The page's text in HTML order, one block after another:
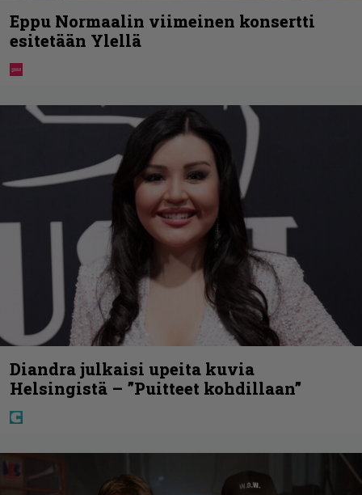
Eppu Normaalin viimeinen konsertti
esitetään Ylellä
Diandra julkaisi upeita kuvia
Helsingistä – ”Puitteet kohdillaan”